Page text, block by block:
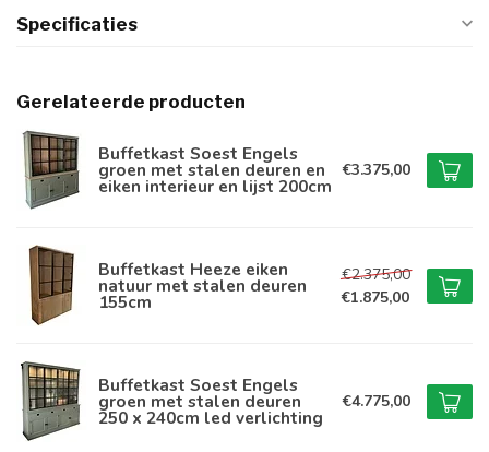
Specificaties
Gerelateerde producten
Buffetkast Soest Engels
groen met stalen deuren en
eiken interieur en lijst 200cm
€3.375,00
Buffetkast Heeze eiken
natuur met stalen deuren
155cm
€2.375,00
€1.875,00
Buffetkast Soest Engels
groen met stalen deuren
250 x 240cm led verlichting
€4.775,00